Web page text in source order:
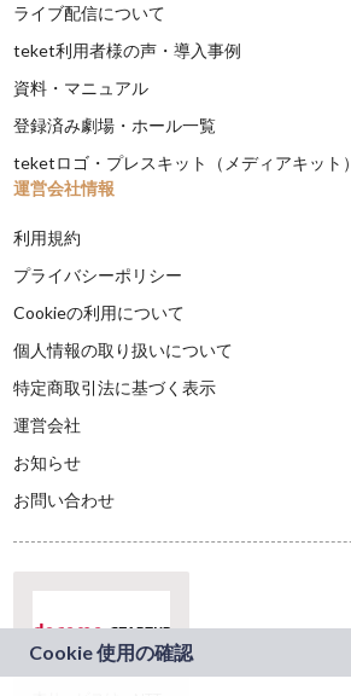
ライブ配信について
teket利用者様の声・導入事例
資料・マニュアル
登録済み劇場・ホール一覧
teketロゴ・プレスキット（メディアキット）
運営会社情報
利用規約
プライバシーポリシー
Cookieの利用について
個人情報の取り扱いについて
特定商取引法に基づく表示
運営会社
お知らせ
お問い合わせ